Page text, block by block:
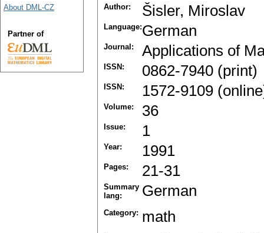
Author: Šisler, Miroslav
Language:German
Journal: Applications of
ISSN: 0862-7940 (print)
ISSN: 1572-9109
Volume: 36
Issue: 1
Year: 1991
Pages: 21-31
Summary
lang:
German
Category: math
About DML-CZ
Partner of